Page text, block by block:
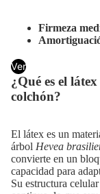
Firmeza
Ver
¿Qué es el
colchón?
El látex es un
árbol Hevea
convierte en un
capacidad para
Su estructura